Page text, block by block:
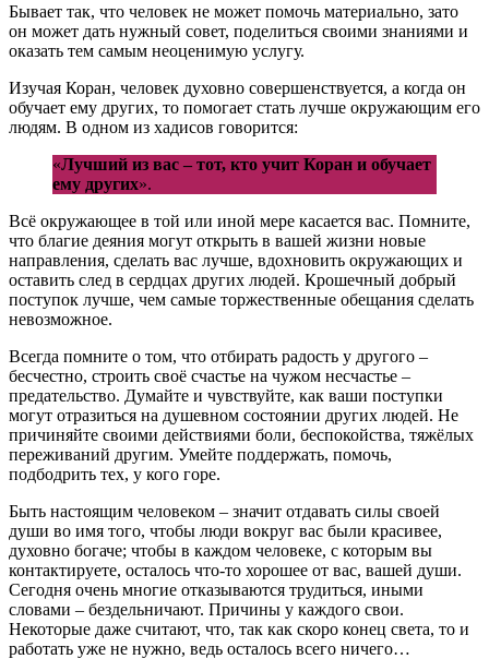
Бывает так, что человек не может помочь материально, зато
он может дать нужный совет, поделиться своими знаниями и
оказать тем самым неоценимую услугу.
Изучая Коран, человек духовно совершенствуется, а когда он
обучает ему других, то помогает стать лучше окружающим его
людям. В одном из хадисов говорится:
«Лучший из вас – тот, кто учит Коран и обучает
ему других».
Всё окружающее в той или иной мере касается вас. Помните,
что благие деяния могут открыть в вашей жизни новые
направления, сделать вас лучше, вдохновить окружающих и
оставить след в сердцах других людей. Крошечный добрый
поступок лучше, чем самые торжественные обещания сделать
невозможное.
Всегда помните о том, что отбирать радость у другого –
бесчестно, строить своё счастье на чужом несчастье –
предательство. Думайте и чувствуйте, как ваши поступки
могут отразиться на душевном состоянии других людей. Не
причиняйте своими действиями боли, беспокойства, тяжёлых
переживаний другим. Умейте поддержать, помочь,
подбодрить тех, у кого горе.
Быть настоящим человеком – значит отдавать силы своей
души во имя того, чтобы люди вокруг вас были красивее,
духовно богаче; чтобы в каждом человеке, с которым вы
контактируете, осталось что-то хорошее от вас, вашей души.
Сегодня очень многие отказываются трудиться, иными
словами – бездельничают. Причины у каждого свои.
Некоторые даже считают, что, так как скоро конец света, то и
работать уже не нужно, ведь осталось всего ничего…